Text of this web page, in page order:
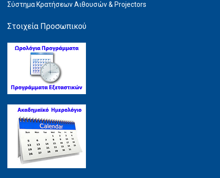
Σύστημα Kρατήσεων Αιθουσών & Projectors
Στοιχεία Προσωπικού